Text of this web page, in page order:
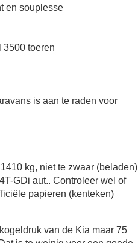
en souplesse
3500 toeren
is aan te raden voor
kg, niet te zwaar (beladen)
GDi aut.. Controleer wel of
papieren (kenteken)
van de Kia maar 75